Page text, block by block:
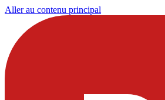
Aller au contenu principal